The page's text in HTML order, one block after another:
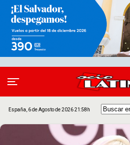
España, 6 de Agosto de 2026 21:58h